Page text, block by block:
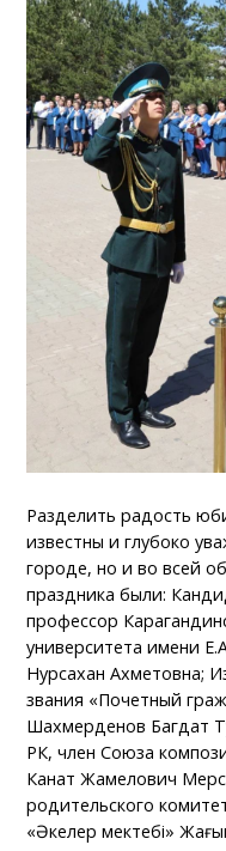
Разделить радость
известны и глубоко
городе, но и во всей
праздника были:
профессор
университета имени
Нурсахан Ахметовна;
звания «Почетный
Шахмерденов Багдат
РК, член Союза
Канат Жамелович
родительского
«Әкелер мектебі»